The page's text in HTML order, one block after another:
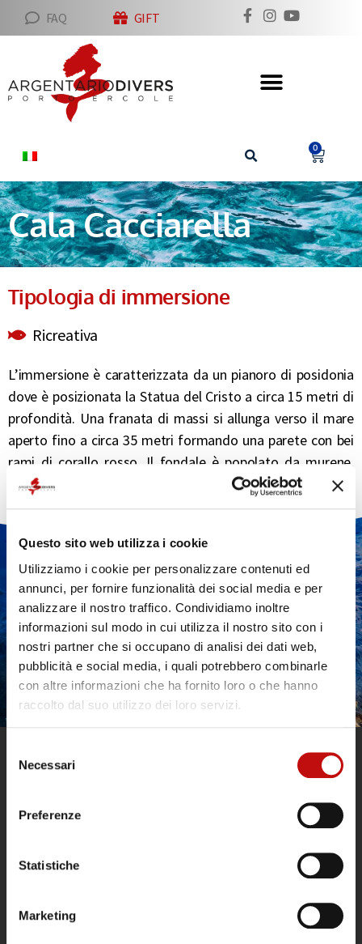
Questo sito web utilizza i cookie
Utilizziamo i cookie per personalizzare contenuti ed
annunci, per fornire funzionalità dei social media e per
analizzare il nostro traffico. Condividiamo inoltre
informazioni sul modo in cui utilizza il nostro sito con i
nostri partner che si occupano di analisi dei dati web,
pubblicità e social media, i quali potrebbero combinarle
con altre informazioni che ha fornito loro o che hanno
raccolto dal suo utilizzo dei loro servizi.
delNecessari
Preferenze
Statistiche
Marketing
FAQ GIFT
0
Cala Cacciarella
Tipologia di immersione
Ricreativa
L’immersione è caratterizzata da un pianoro di posidonia
dove è posizionata la Statua del Cristo a circa 15 metri di
profondità. Una franata di massi si allunga verso il mare
aperto fino a circa 35 metri formando una parete con bei
rami di corallo rosso. Il fondale è popolato da murene,
gronghi e polpi.
VUOI MAGGIORI
INFORMAZIONI
SULLE IMMERSIONI?
CONTATTACI
all’Argentario per subacquei tecnici e